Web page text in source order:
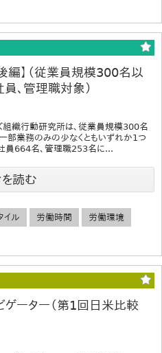
編】（従業員規模300名以
、管理職対象）
ズ組織行動研究所は、従業員規模300名
部業務のみの少なくともいずれか1つ
員664名、管理職253名に...
読む
イル 労働時間 労働環境
ーター（第1回日米比較